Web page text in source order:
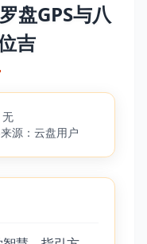
盘GPS与八
吉
源：云盘用户